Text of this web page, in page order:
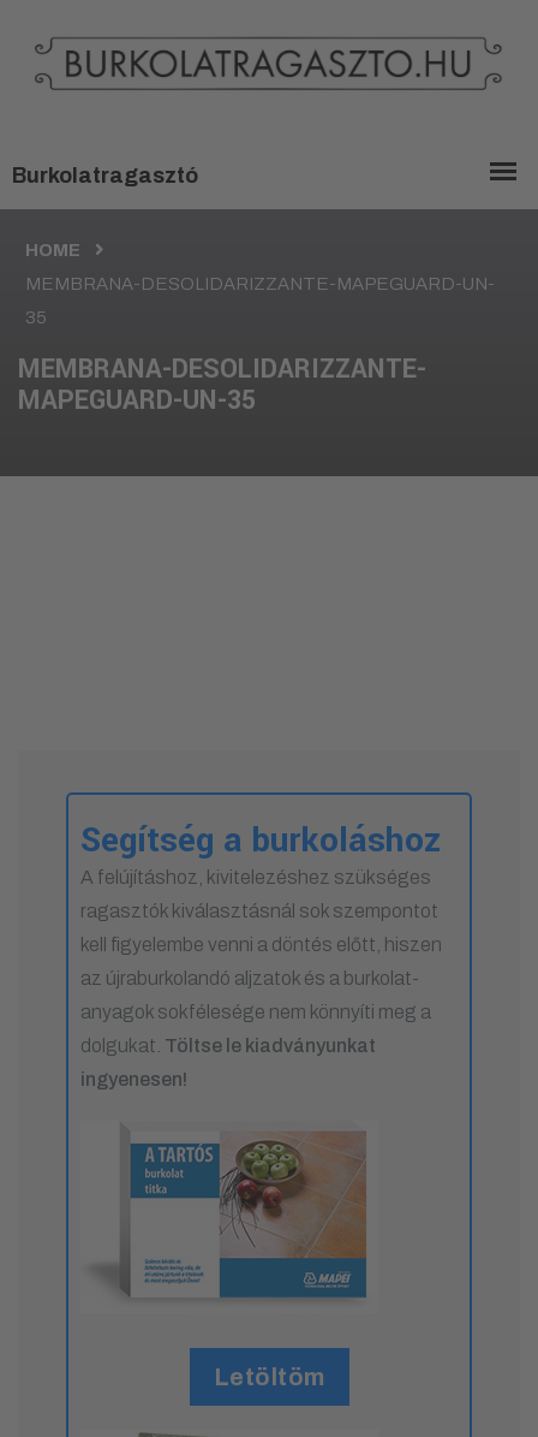
HOME
MEMBRANA-DESOLIDARIZZANTE-MAPEGUARD-UN-
35
MEMBRANA-DESOLIDARIZZANTE-
MAPEGUARD-UN-35
Segítség a burkoláshoz
A felújításhoz, kivitelezéshez szükséges
ragasztók kiválasztásnál sok szempontot
kell figyelembe venni a döntés előtt, hiszen
az újraburkolandó aljzatok és a burkolat-
anyagok sokfélesége nem könnyíti meg a
dolgukat. Töltse le kiadványunkat
ingyenesen!
Letöltöm